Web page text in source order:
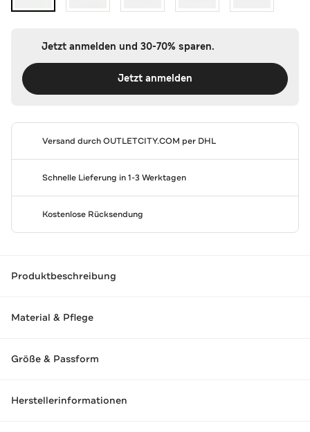
Jetzt anmelden und 30-70% sparen.
Jetzt anmelden
Versand durchOUTLETCITY.COM per DHL
Schnelle Lieferung in 1-3 Werktagen
Kostenlose Rücksendung
Produktbeschreibung
Material & Pflege
Größe & Passform
Herstellerinformationen